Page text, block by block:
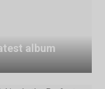
album